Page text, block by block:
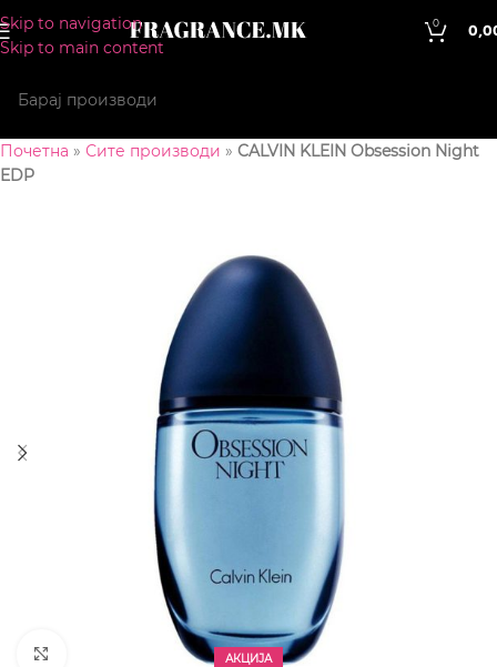
Skip to navigation
Skip to main content
0
Почетна » Сите производи » CALVIN KLEIN Obsession Night
EDP
АКЦИЈА
CLICK TO ENLARGE